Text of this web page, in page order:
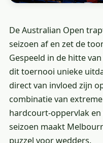
De Australian Open
seizoen af en zet de
Gespeeld in de hitte
dit toernooi unieke
direct van invloed zijn
combinatie van
hardcourt-oppervlak
seizoen maakt
puzzel voor wedders.